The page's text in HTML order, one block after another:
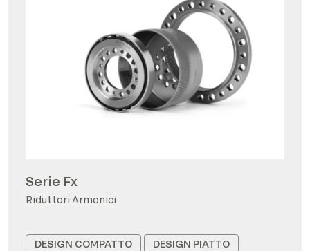
Serie Fx
Riduttori Armonici
DESIGN COMPATTO
DESIGN PIATTO